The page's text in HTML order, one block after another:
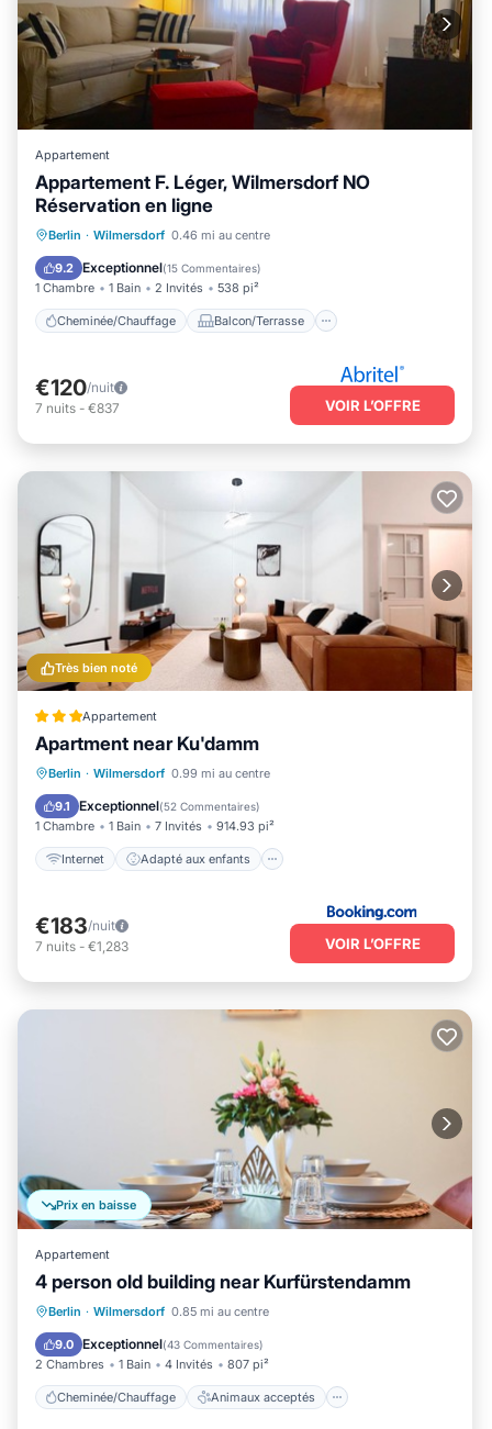
Appartement
Appartement F. Léger, Wilmersdorf NO
Réservation en ligne
Berlin · Wilmersdorf 0.46 mi au centre
9.2 Exceptionnel(15 Commentaires)
1 Chambre 1 Bain 2 Invités 538 pi²
Cheminée/Chauffage Balcon/Terrasse
Cheminée/Chauffage
Cuisine
Internet
€120/nuit
7 nuits - €837 VOIR L’OFFRE
Très bien noté
Appartement
Apartment near Ku'damm
Berlin · Wilmersdorf 0.99 mi au centre
9.1 Exceptionnel(52 Commentaires)
1 Chambre 1 Bain 7 Invités 914.93 pi²
Internet Adapté aux enfants
Internet
Adapté aux enfants
Sécurité/Sûreté
€183/nuit
7 nuits - €1,283 VOIR L’OFFRE
Prix en baisse
Appartement
4 person old building near Kurfürstendamm
Berlin · Wilmersdorf 0.85 mi au centre
9.0 Exceptionnel(43 Commentaires)
2 Chambres 1 Bain 4 Invités 807 pi²
Cheminée/Chauffage Animaux acceptés
Cheminée/Chauffage
Cuisine
Internet